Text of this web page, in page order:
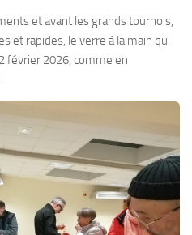
et avant les grands tournois,
et rapides, le verre à la main qui
février 2026, comme en